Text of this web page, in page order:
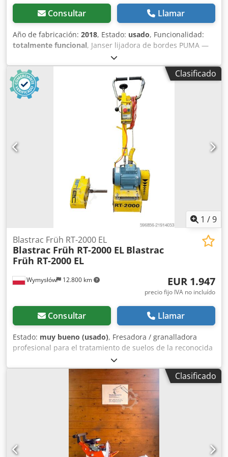
Consultar Llamar
Año de fabricación: 2018, Estado: usado, Funcionalidad:
totalmente funcional, Janser lijadora de bordes PUMA —
Año de fabricación 2018 Usada procedente de la flota
profesional de alquiler de Kurt König Baumaschinen
GmbH, Einbeck. Estado y observaciones: - Estado: Usada
del alquiler, mantenida regularmente - Funcionamiento:
Totalmente operativa - Las fotos del producto seguirán —
si está interesado, contáctenos para obtener fotos actuales
- Inspección en 37574 Einbeck previa cita Cedpfx Agoy A
Hbgopjrf Precio 1.325 EUR más IVA | EXW Einbeck |
Entrega bajo consulta
Clasificado
1 /9
Wymysłów 12.800 km
Blastrac Früh RT-2000 EL
Blastrac Früh RT-2000 EL Blastrac
Früh RT-2000 EL
EUR 1.947
precio fijo IVA no incluído
Consultar Llamar
Estado: muy bueno (usado), Fresadora / granalladora
profesional para el tratamiento de suelos de la reconocida
empresa suiza Blastrac / Früh. La máquina está diseñada
para fresar, eliminar recubrimientos, pegamento, pintura,
resinas epoxi y para la preparación de superficies de
hormigón antes de trabajos posteriores. El equipo está en
buen estado técnico y visual. Sólida construcción
industrial, equipada con un potente motor ABB y tambor
fresador. Ideal para trabajos de renovación y aplicaciones
industriales. Datos técnicos: • Fabricante: Früh / Blastrac •
Modelo: RT-2000 EL • Tipo de máquina: fresadora de
hormigón / escarificadora • Alimentación: 230 V •
Clasificado